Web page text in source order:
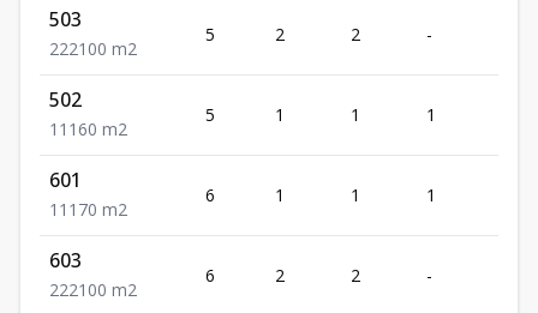
503
222100 m2
5 2 2 -
502
1 1 1 60 m2
5 1 1 1
601
1 1 1 70 m2
6 1 1 1
603
222100 m2
6 2 2 -